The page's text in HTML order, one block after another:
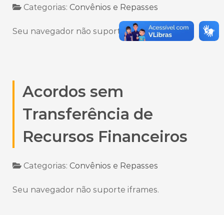
Categorias: Convênios e Repasses
Seu navegador não suporte iframes.
Acordos sem
Transferência de
Recursos Financeiros
Categorias: Convênios e Repasses
Seu navegador não suporte iframes.